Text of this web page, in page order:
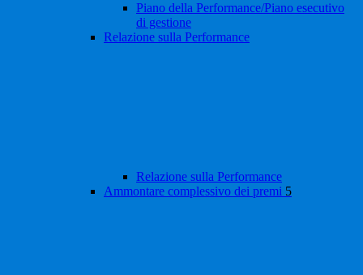
Piano della Performance/Piano esecutivo
di gestione
Relazione sulla Performance
Relazione sulla Performance
Ammontare complessivo dei premi 5